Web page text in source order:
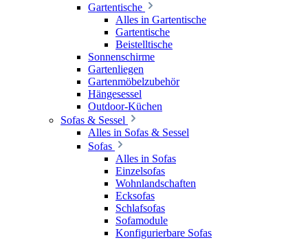
Gartentische
Alles in Gartentische
Gartentische
Beistelltische
Sonnenschirme
Gartenliegen
Gartenmöbelzubehör
Hängesessel
Outdoor-Küchen
Sofas & Sessel
Alles in Sofas & Sessel
Sofas
Alles in Sofas
Einzelsofas
Wohnlandschaften
Ecksofas
Schlafsofas
Sofamodule
Konfigurierbare Sofas